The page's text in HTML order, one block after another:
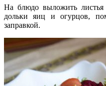
На блюдо выложить листья
дольки яиц и огурцов,
заправкой.